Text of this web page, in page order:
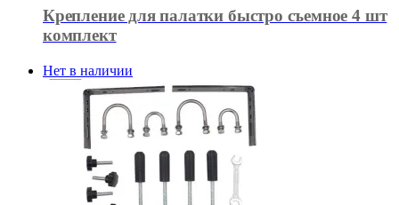
Крепление для палатки быстро съемное 4 шт
комплект
Нет в наличии